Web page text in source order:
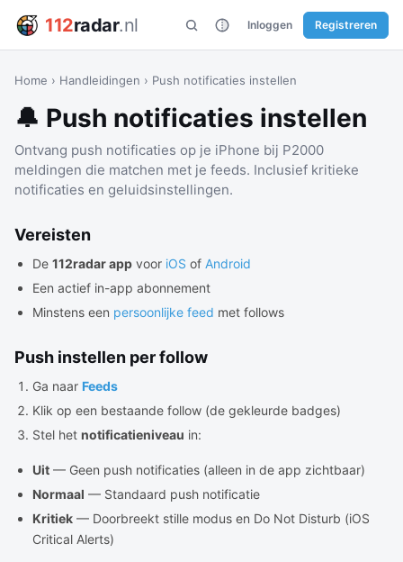
112radar.nl Inloggen Registreren
Home › Handleidingen › Push notificaties instellen
🔔 Push notificaties instellen
Ontvang push notificaties op je iPhone bij P2000
meldingen die matchen met je feeds. Inclusief kritieke
notificaties en geluidsinstellingen.
Vereisten
De 112radar app voor iOS of Android
Een actief in-app abonnement
Minstens een persoonlijke feed met follows
Push instellen per follow
Ga naar Feeds
Klik op een bestaande follow (de gekleurde badges)
Stel het notificatieniveau in:
Uit — Geen push notificaties (alleen in de app zichtbaar)
Normaal — Standaard push notificatie
Kritiek — Doorbreekt stille modus en Do Not Disturb (iOS
Critical Alerts)